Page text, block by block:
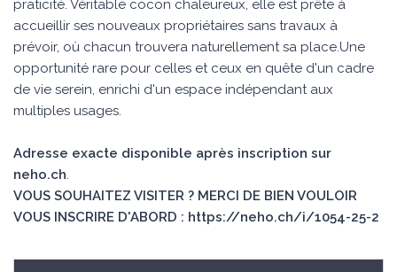
praticité. Véritable cocon chaleureux, elle est prête à
accueillir ses nouveaux propriétaires sans travaux à
prévoir, où chacun trouvera naturellement sa place.Une
opportunité rare pour celles et ceux en quête d'un cadre
de vie serein, enrichi d'un espace indépendant aux
multiples usages.
Adresse exacte disponible après inscription sur
neho.ch.
VOUS SOUHAITEZ VISITER ? MERCI DE BIEN VOULOIR
VOUS INSCRIRE D'ABORD : https://neho.ch/i/1054-25-2